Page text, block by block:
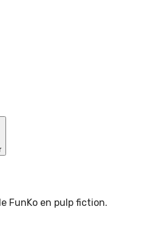
FunKo en pulp fiction.